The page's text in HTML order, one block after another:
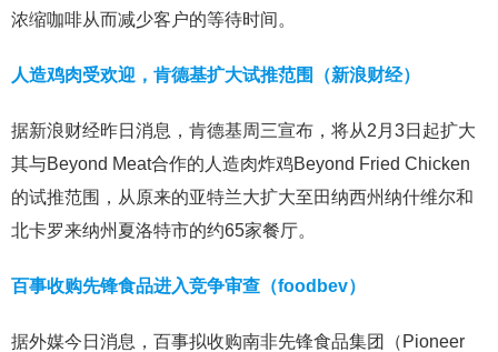
浓缩咖啡从而减少客户的等待时间。
人造鸡肉受欢迎，肯德基扩大试推范围（新浪财经）
据新浪财经昨日消息，肯德基周三宣布，将从2月3日起扩大
其与Beyond Meat合作的人造肉炸鸡Beyond Fried Chicken
的试推范围，从原来的亚特兰大扩大至田纳西州纳什维尔和
北卡罗来纳州夏洛特市的约65家餐厅。
百事收购先锋食品进入竞争审查（foodbev）
据外媒今日消息，百事拟收购南非先锋食品集团（Pioneer